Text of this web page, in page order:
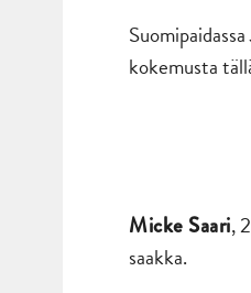
kokemusta
Micke Saari,
saakka.